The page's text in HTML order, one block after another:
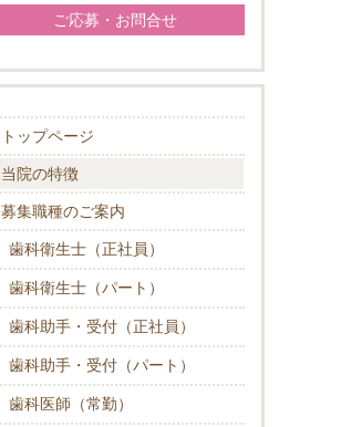
ご応募・お問合せ
トップページ
当院の特徴
募集職種のご案内
歯科衛生士（正社員）
歯科衛生士（パート）
歯科助手・受付（正社員）
歯科助手・受付（パート）
歯科医師（常勤）